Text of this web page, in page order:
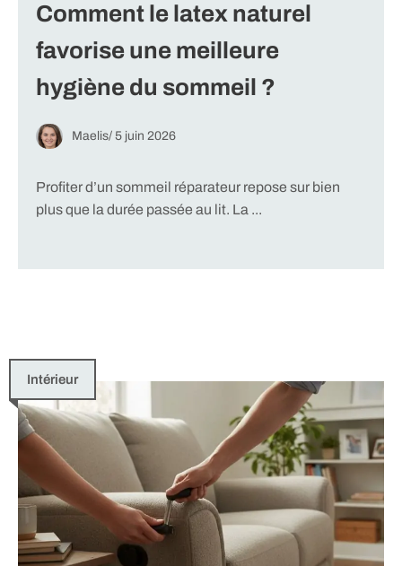
Comment le latex naturel
favorise une meilleure
hygiène du sommeil ?
Maelis/ 5 juin 2026
Profiter d’un sommeil réparateur repose sur bien
plus que la durée passée au lit. La ...
Intérieur